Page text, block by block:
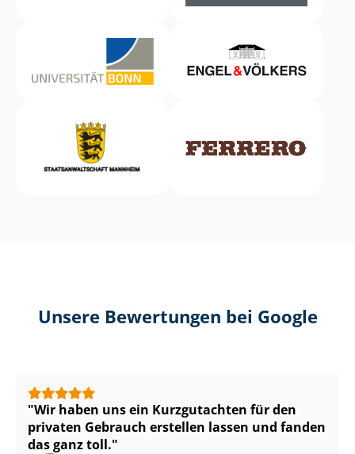
Unsere Bewertungen bei Google
Wir haben uns ein Kurzgutachten für den
privaten Gebrauch erstellen lassen und fanden
das ganz toll.